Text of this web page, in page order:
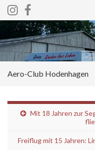
Search for:
Aero-Club Hodenhagen
Mit 18 Jahren zur
Freiflug mit 15 Jahren: